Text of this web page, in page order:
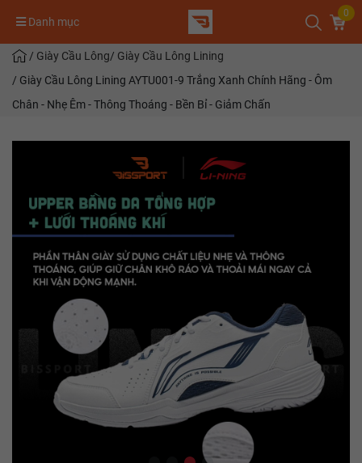
Danh mục
0
/ Giày Cầu Lông/ Giày Cầu Lông Lining
/ Giày Cầu Lông Lining AYTU001-9 Trắng Xanh Chính Hãng - Ôm
Chân - Nhẹ Êm - Thông Thoáng - Bền Bỉ - Giảm Chấn